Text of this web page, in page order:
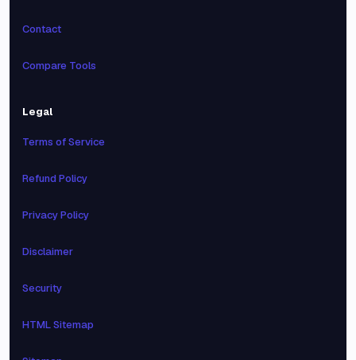
Contact
Compare Tools
Legal
Terms of Service
Refund Policy
Privacy Policy
Disclaimer
Security
HTML Sitemap